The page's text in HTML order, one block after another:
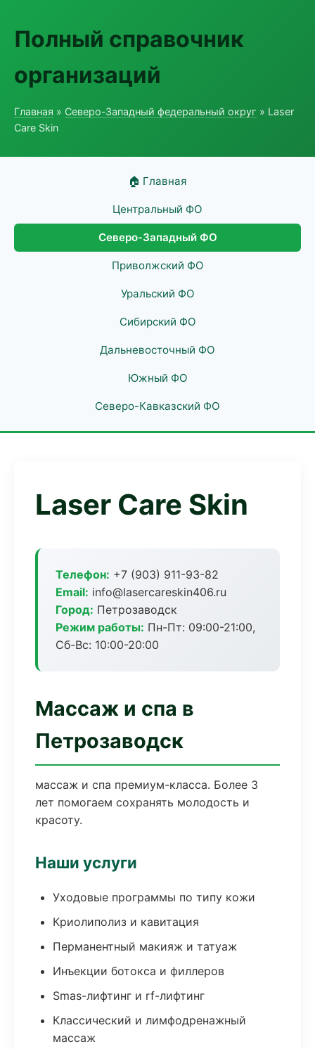
Полный справочник
организаций
Главная » Северо-Западный федеральный округ » Laser
Care Skin
🏠 Главная
Центральный ФО
Северо-Западный ФО
Приволжский ФО
Уральский ФО
Сибирский ФО
Дальневосточный ФО
Южный ФО
Северо-Кавказский ФО
Laser Care Skin
Телефон: +7 (903) 911-93-82
Email: info@lasercareskin406.ru
Город: Петрозаводск
Режим работы: Пн-Пт: 09:00-21:00,
Сб-Вс: 10:00-20:00
Массаж и спа в
Петрозаводск
массаж и спа премиум-класса. Более 3
лет помогаем сохранять молодость и
красоту.
Наши услуги
Уходовые программы по типу кожи
Криолиполиз и кавитация
Перманентный макияж и татуаж
Инъекции ботокса и филлеров
Smas-лифтинг и rf-лифтинг
Классический и лимфодренажный
массаж